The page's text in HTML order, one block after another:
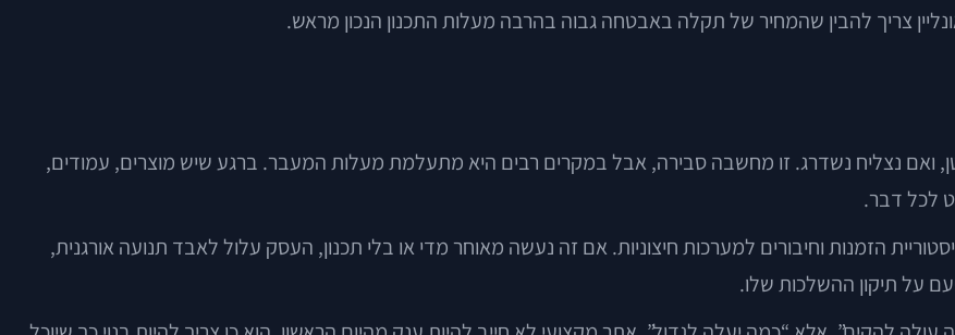
צריך להבין שהמחיר של תקלה באבטחה גבוה בהרבה מעלות התכנון הנכון מראש.
ואם נצליח נשדרג. זו מחשבה סבירה, אבל במקרים רבים היא מתעלמת מעלות המעבר. ברגע שיש מוצרים, עמודים,
לכל דבר.
הזמנות וחיבורים למערכות חיצוניות. אם זה נעשה מאוחר מדי או בלי תכנון, העסק עלול לאבד תנועה אורגנית,
על תיקון ההשלכות שלו.